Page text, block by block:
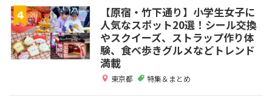
【原宿・竹下通り】小学生女子に
人気なスポット20選！シール交換
やスクイーズ、ストラップ作り体
験、食べ歩きグルメなどトレンド
満載
東京都 特集＆まとめ